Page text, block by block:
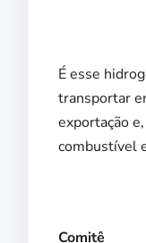
É esse
transportar
exportação
combustível
Comitê